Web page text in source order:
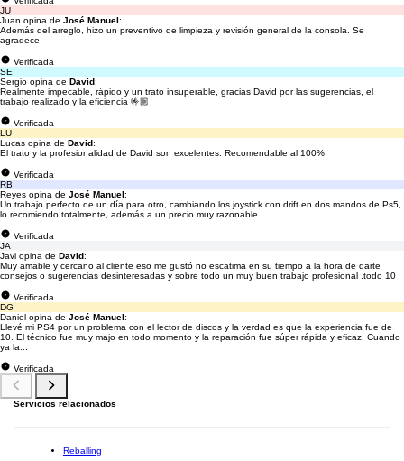
JU
Juan opina de José Manuel:
Además del arreglo, hizo un preventivo de limpieza y revisión general de la consola. Se
agradece
Verificada
SE
Sergio opina de David:
Realmente impecable, rápido y un trato insuperable, gracias David por las sugerencias, el
trabajo realizado y la eficiencia 🤟🏼
Verificada
LU
Lucas opina de David:
El trato y la profesionalidad de David son excelentes. Recomendable al 100%
Verificada
RB
Reyes opina de José Manuel:
Un trabajo perfecto de un día para otro, cambiando los joystick con drift en dos mandos de Ps5,
lo recomiendo totalmente, además a un precio muy razonable
Verificada
JA
Javi opina de David:
Muy amable y cercano al cliente eso me gustó no escatima en su tiempo a la hora de darte
consejos o sugerencias desinteresadas y sobre todo un muy buen trabajo profesional .todo 10
Verificada
DG
Daniel opina de José Manuel:
Llevé mi PS4 por un problema con el lector de discos y la verdad es que la experiencia fue de
10. El técnico fue muy majo en todo momento y la reparación fue súper rápida y eficaz. Cuando
ya la...
Verificada
Servicios relacionados
Reballing